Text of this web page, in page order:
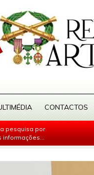
CONTACTOS
pesquisa por
informações...